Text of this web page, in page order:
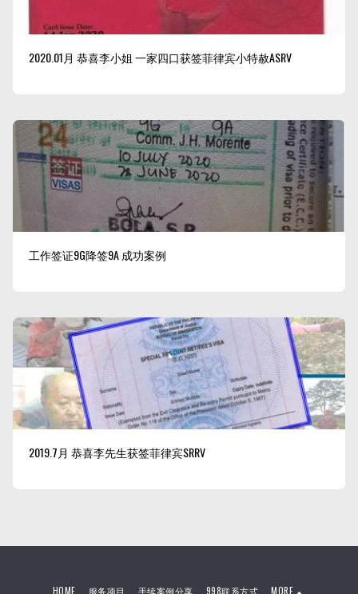
2020.01月 恭喜李小姐 一家四口获签菲律宾小特赦ASRV
工作签证9G降签9A 成功案例
2019.7月 恭喜李先生获签菲律宾SRRV
HOME 服务项目 手续案例分享 998联系方式 MORE